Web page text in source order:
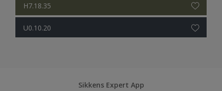
H7.18.35
U0.10.20
Sikkens Expert App